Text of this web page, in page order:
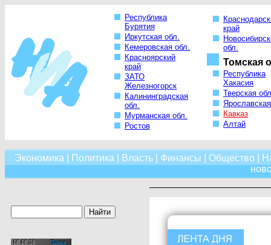
Республика
Бурятия
Иркутская обл.
Кемеровская обл.
Красноярский
край
ЗАТО
Железногорск
Калининградская
обл.
Мурманская обл.
Ростов
край
обл.
Томская
Республика
Хакасия
Тверская
Кавказ
Алтай
Экономика Политика Власть| Финансы Общество